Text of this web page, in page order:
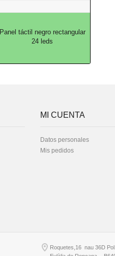
Panel táctil negro rectangular
24 leds
MI CUENTA
Datos personales
Mis pedidos
Roquetes,16 nau 36D